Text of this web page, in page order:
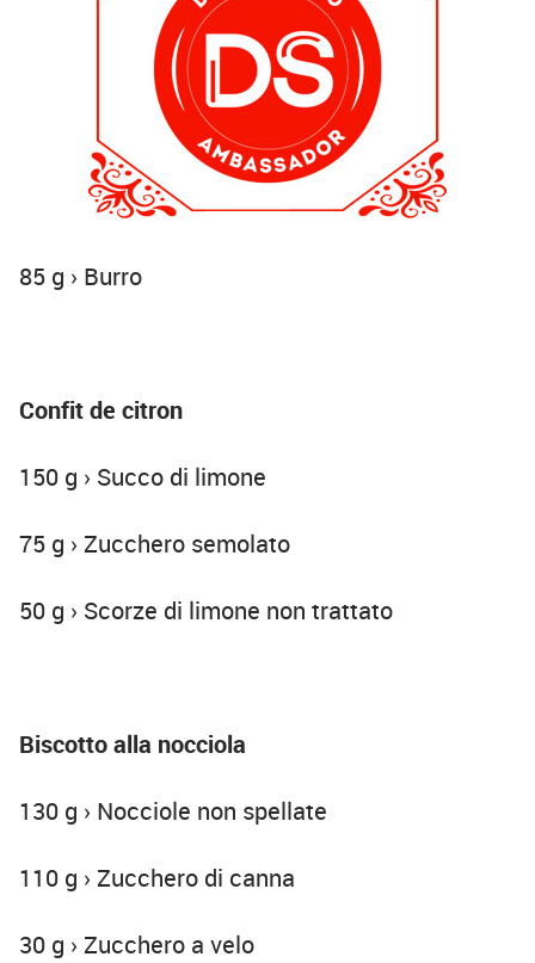
85 g › Burro
Confit de citron
150 g › Succo di limone
75 g › Zucchero semolato
50 g › Scorze di limone non trattato
Biscotto alla nocciola
130 g › Nocciole non spellate
110 g › Zucchero di canna
30 g › Zucchero a velo